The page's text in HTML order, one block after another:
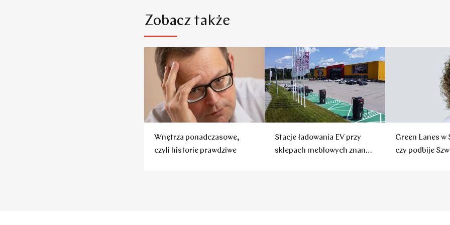
Zobacz także
Wnętrza ponadczasowe,
czyli historie prawdziwe
Stacje ładowania EV przy
sklepach meblowych znanej
Green Lanes w
czy podbije